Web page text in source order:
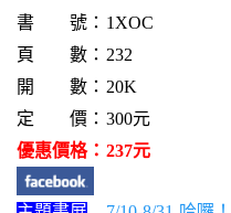
書 號：1XOC
頁 數：232
開 數：20K
定 價：300元
優惠價格：237元